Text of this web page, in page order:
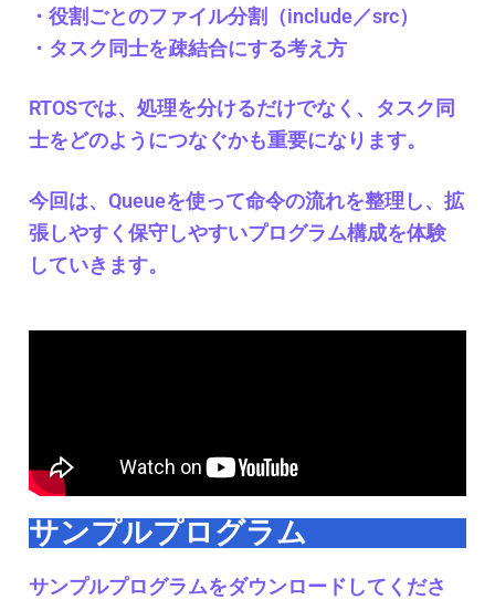
・役割ごとのファイル分割（include／src）
・タスク同士を疎結合にする考え方
RTOSでは、処理を分けるだけでなく、タスク同
士をどのようにつなぐかも重要になります。
今回は、Queueを使って命令の流れを整理し、拡
張しやすく保守しやすいプログラム構成を体験
していきます。
サンプルプログラム
サンプルプログラムをダウンロードしてくださ